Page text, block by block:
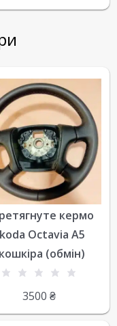
кермо
Octavia A5
(обмін)
3500 ₴